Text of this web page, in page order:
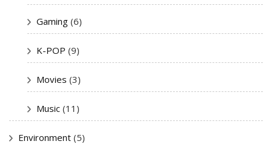
Gaming (6)
K-POP (9)
Movies (3)
Music (11)
Environment (5)